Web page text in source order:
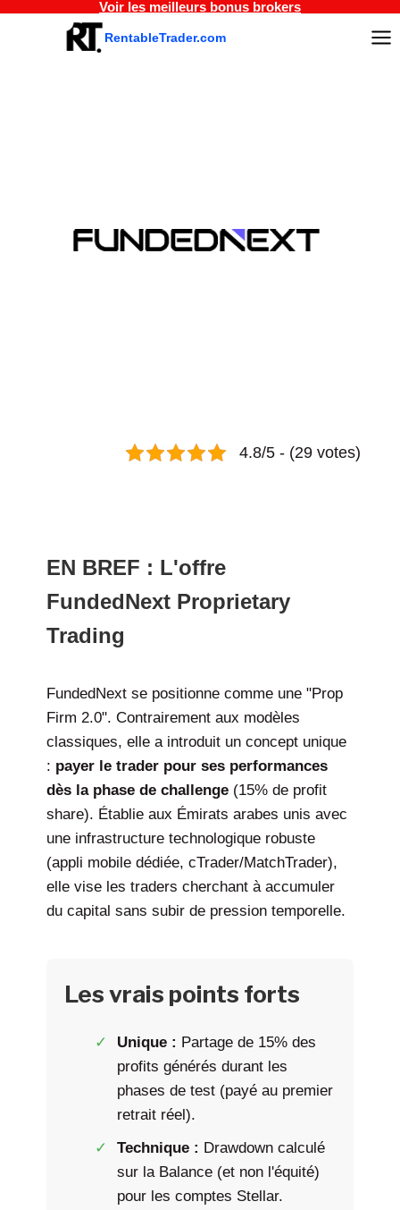
Aller
Voir les meilleurs bonus brokers
RentableTrader.com
4.8/5 - (29 votes)
EN BREF : L'offre
FundedNext Proprietary
Trading
FundedNext se positionne comme une "Prop
Firm 2.0". Contrairement aux modèles
classiques, elle a introduit un concept unique
: payer le trader pour ses performances
dès la phase de challenge (15% de profit
share). Établie aux Émirats arabes unis avec
une infrastructure technologique robuste
(appli mobile dédiée, cTrader/MatchTrader),
elle vise les traders cherchant à accumuler
du capital sans subir de pression temporelle.
Les vrais points forts
Unique : Partage de 15% des
profits générés durant les
phases de test (payé au premier
retrait réel).
Technique : Drawdown calculé
sur la Balance (et non l'équité)
pour les comptes Stellar.